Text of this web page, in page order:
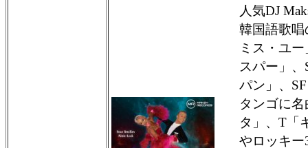
人気DJ
韓国語歌
ミス・ユ
スパー」
パン」、
タンゴに
タ」、T「
やロッキ